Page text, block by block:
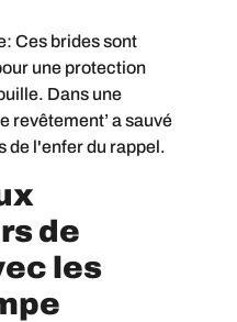
Ces brides sont
une protection
Dans une
revêtement’ a sauvé
de l'enfer du rappel.
de
les